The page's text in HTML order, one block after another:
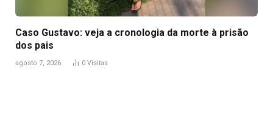
Caso Gustavo: veja a cronologia da morte à prisão
dos pais
agosto 7, 2026 0 Visitas